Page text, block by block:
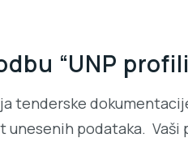
“UNP
tenderske
podataka.